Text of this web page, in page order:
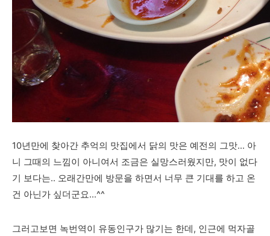
10년만에 찾아간 추억의 맛집에서 닭의 맛은 예전의 그맛... 아
니 그때의 느낌이 아니여서 조금은 실망스러웠지만, 맛이 없다
기 보다는.. 오래간만에 방문을 하면서 너무 큰 기대를 하고 온
건 아닌가 싶더군요...^^
그러고보면 녹번역이 유동인구가 많기는 한데, 인근에 먹자골